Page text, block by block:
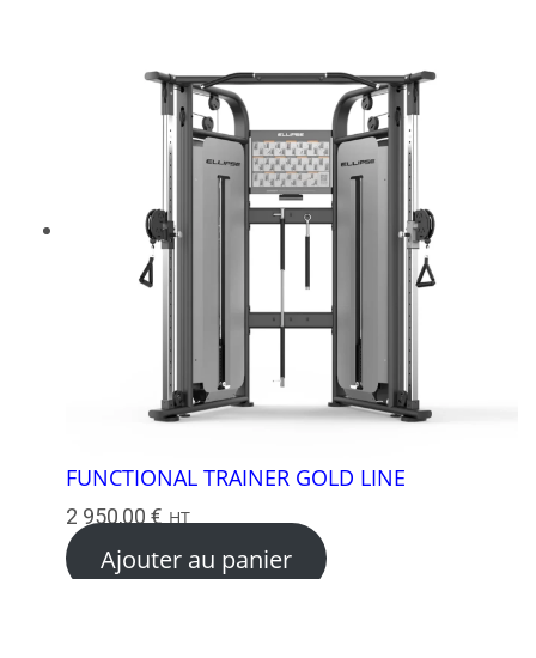
FUNCTIONAL TRAINER GOLD LINE
2 950,00 € HT
Ajouter au panier